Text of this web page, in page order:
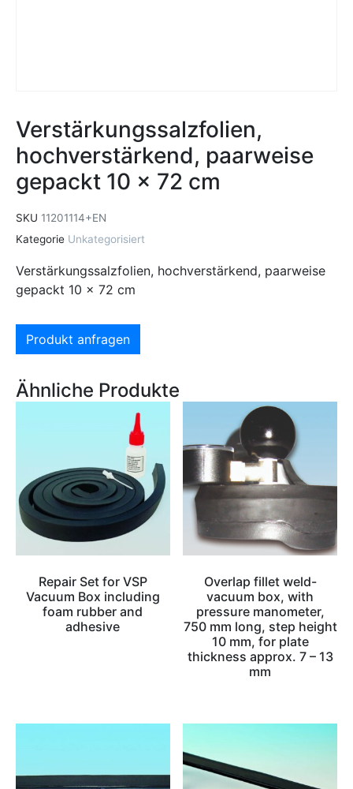
Verstärkungssalzfolien,
hochverstärkend, paarweise
gepackt 10 x 72 cm
SKU 11201114+EN
Kategorie Unkategorisiert
Verstärkungssalzfolien, hochverstärkend, paarweise
gepackt 10 x 72 cm
Produkt anfragen
Ähnliche Produkte
Repair Set for VSP
Vacuum Box including
foam rubber and
adhesive
Overlap fillet weld-
vacuum box, with
pressure manometer,
750 mm long, step height
10 mm, for plate
thickness approx. 7 – 13
mm